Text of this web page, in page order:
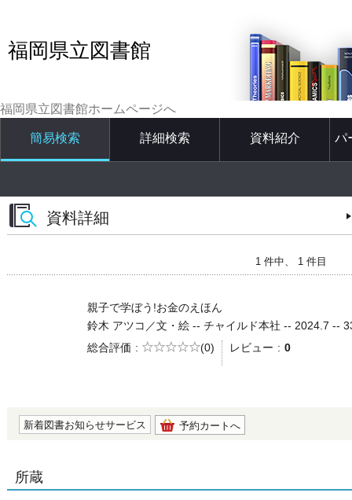
福岡県立図書館
福岡県立図書館ホームページへ
簡易検索 詳細検索 資料紹介 パ
資料詳細
1 件中、 1 件目
親子で学ぼう!お金のえほん
鈴木 アツコ／文・絵 -- チャイルド本社 -- 2024.7 --
総合評価
5段階評価
(0) レビュー 0
新着図書お知らせサービス 予約カートへ
所蔵